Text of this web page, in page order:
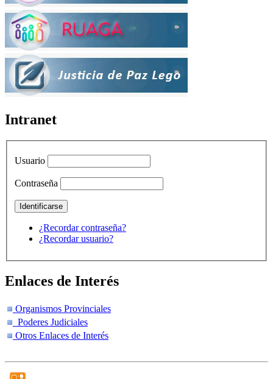
Intranet
Usuario
Contraseña
¿Recordar contraseña?
¿Recordar usuario?
Enlaces de Interés
Organismos Provinciales
Poderes Judiciales
Otros Enlaces de Interés